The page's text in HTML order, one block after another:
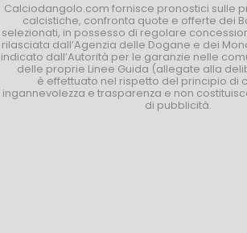
Calciodangolo.com fornisce pronostici sulle
calcistiche, confronta quote e offerte dei
selezionati, in possesso di regolare
rilasciata dall’Agenzia delle Dogane e dei
indicato dall’Autorità per le garanzie nelle
delle proprie Linee Guida (allegate alla
è effettuato nel rispetto del principio di
ingannevolezza e trasparenza e non
di pubblicità.